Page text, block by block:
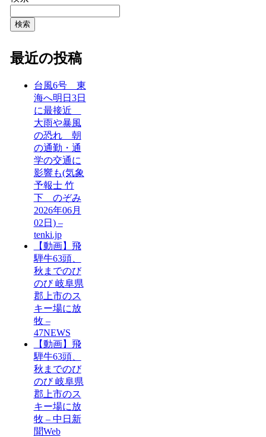
検索
最近の投稿
台風6号 東
海へ明日3日
に最接近
大雨や暴風
の恐れ 朝
の通勤・通
学の交通に
影響も(気象
予報士 竹
下 のぞみ
2026年06月
02日) –
tenki.jp
【動画】飛
騨牛63頭、
秋までのび
のび 岐阜県
郡上市のス
キー場に放
牧 –
47NEWS
【動画】飛
騨牛63頭、
秋までのび
のび 岐阜県
郡上市のス
キー場に放
牧 – 中日新
聞Web